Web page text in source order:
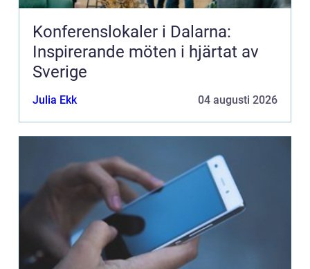
Konferenslokaler i Dalarna:
Inspirerande möten i hjärtat av
Sverige
Julia Ekk 04 augusti 2026